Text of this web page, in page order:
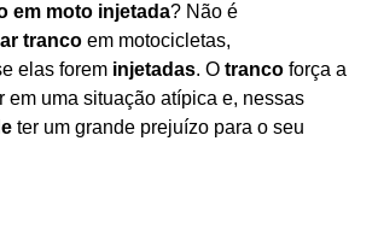
em moto injetada? Não é
tranco em motocicletas,
elas forem injetadas. O tranco força a
em uma situação atípica e, nessas
ter um grande prejuízo para o seu